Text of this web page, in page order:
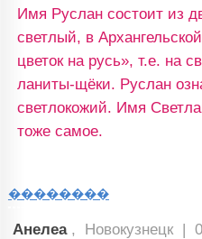
Имя Руслан состоит из
светлый, в
цветок на русь», т.е. на
ланиты-щёки. Руслан
светлокожий. Имя
тоже самое.
��������
Анелеа , Новокузнецк |